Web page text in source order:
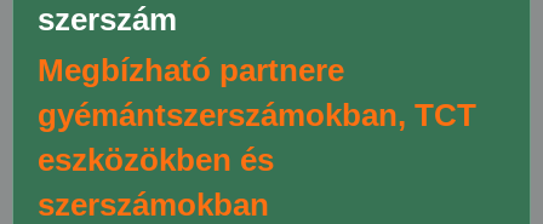
szerszám
Megbízható partnere
gyémántszerszámokban, TCT
eszközökben és
szerszámokban